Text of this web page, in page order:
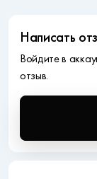
Написать
Войдите в
отзыв.